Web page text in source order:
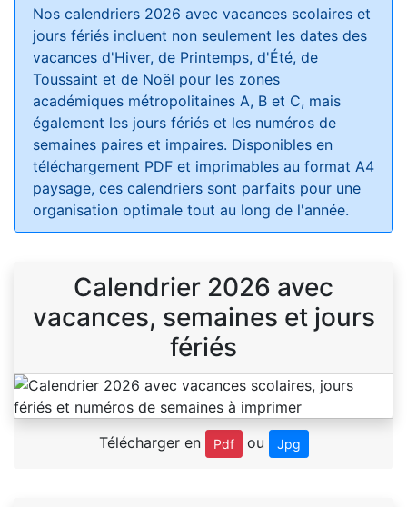
Nos calendriers 2026 avec vacances scolaires et
jours fériés incluent non seulement les dates des
vacances d'Hiver, de Printemps, d'Été, de
Toussaint et de Noël pour les zones
académiques métropolitaines A, B et C, mais
également les jours fériés et les numéros de
semaines paires et impaires. Disponibles en
téléchargement PDF et imprimables au format A4
paysage, ces calendriers sont parfaits pour une
organisation optimale tout au long de l'année.
Calendrier 2026 avec
vacances, semaines et jours
fériés
Télécharger en Pdf ou Jpg